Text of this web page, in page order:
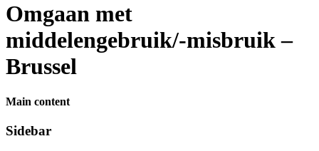
Omgaan met
middelengebruik/-misbruik –
Brussel
Main content
Sidebar